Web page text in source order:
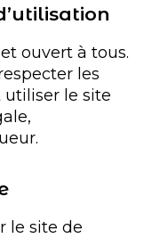
ouvert à tous.
les
utiliser le site
le site de